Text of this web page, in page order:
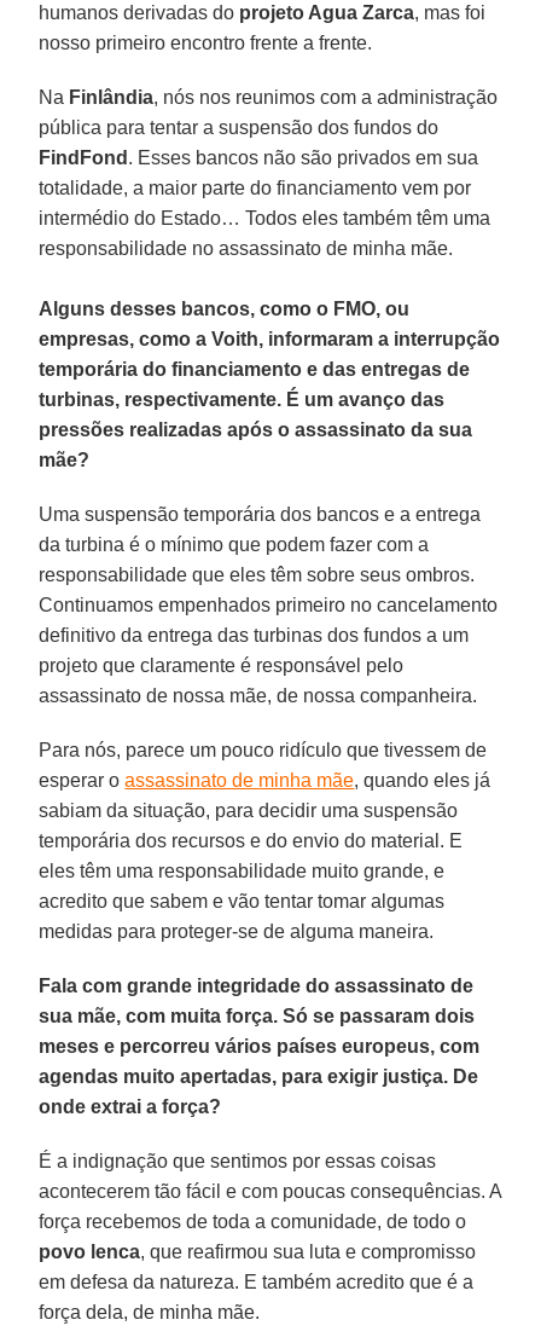
humanos derivadas do projeto Agua Zarca, mas foi
nosso primeiro encontro frente a frente.
Na Finlândia, nós nos reunimos com a administração
pública para tentar a suspensão dos fundos do
FindFond . Esses bancos não são privados em sua
totalidade, a maior parte do financiamento vem por
intermédio do Estado… Todos eles também têm uma
responsabilidade no assassinato de minha mãe.
Alguns desses bancos, como o FMO, ou
empresas, como a Voith, informaram a interrupção
temporária do financiamento e das entregas de
turbinas, respectivamente. É um avanço das
pressões realizadas após o assassinato da sua
mãe?
Uma suspensão temporária dos bancos e a entrega
da turbina é o mínimo que podem fazer com a
responsabilidade que eles têm sobre seus ombros.
Continuamos empenhados primeiro no cancelamento
definitivo da entrega das turbinas dos fundos a um
projeto que claramente é responsável pelo
assassinato de nossa mãe, de nossa companheira.
Para nós, parece um pouco ridículo que tivessem de
esperar oassassinato de minha mãe, quando eles já
sabiam da situação, para decidir uma suspensão
temporária dos recursos e do envio do material. E
eles têm uma responsabilidade muito grande, e
acredito que sabem e vão tentar tomar algumas
medidas para proteger-se de alguma maneira.
Fala com grande integridade do assassinato de
sua mãe, com muita força. Só se passaram dois
meses e percorreu vários países europeus, com
agendas muito apertadas, para exigir justiça. De
onde extrai a força?
É a indignação que sentimos por essas coisas
acontecerem tão fácil e com poucas consequências. A
força recebemos de toda a comunidade, de todo o
povo lenca, que reafirmou sua luta e compromisso
em defesa da natureza. E também acredito que é a
força dela, de minha mãe.